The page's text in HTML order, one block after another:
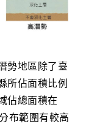
勢地區除了臺
所佔面積比例
佔總面積在
布範圍有較高